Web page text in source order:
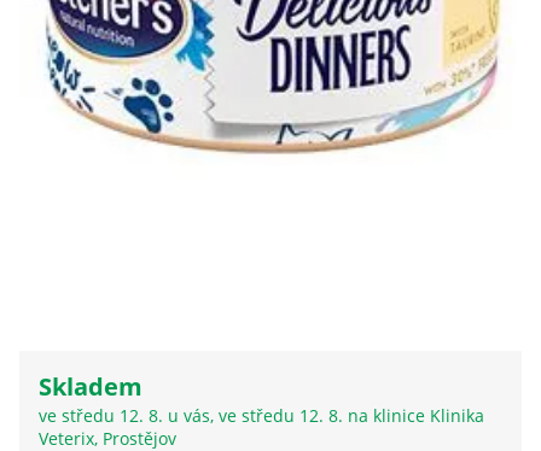
Skladem
ve středu 12. 8. u vás, ve středu 12. 8. na klinice Klinika
Veterix, Prostějov